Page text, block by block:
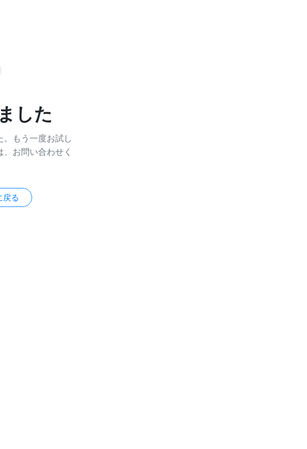
した
。もう一度お試し
お問い合わせく
戻る